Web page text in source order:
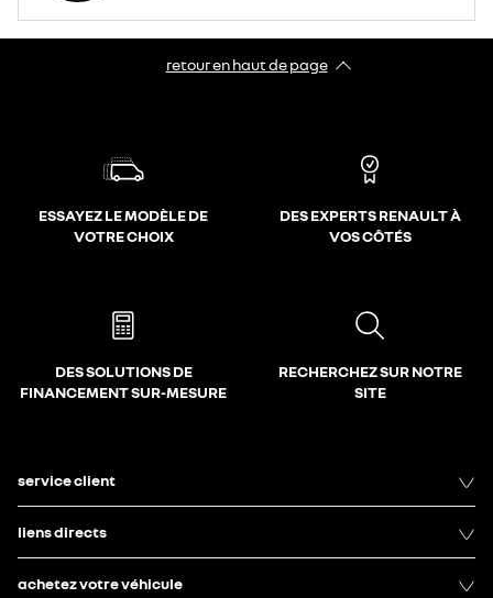
retour en haut de page​
ESSAYEZ LE MODÈLE DE
VOTRE CHOIX
DES EXPERTS RENAULT À
VOS CÔTÉS
DES SOLUTIONS DE
FINANCEMENT SUR-MESURE
RECHERCHEZ SUR NOTRE
SITE
service client
liens directs
achetez votre véhicule